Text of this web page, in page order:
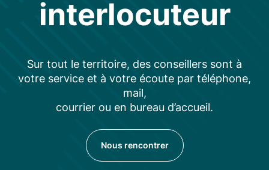
interlocuteur
Sur tout le territoire, des conseillers sont à
votre service et à votre écoute par téléphone,
mail,
courrier ou en bureau d’accueil.
Nous rencontrer